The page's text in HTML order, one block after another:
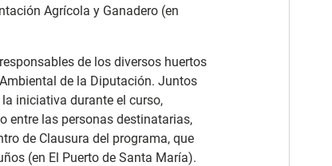
Agrícola y Ganadero (en
de los diversos huertos
de la Diputación. Juntos
iniciativa durante el curso,
entre las personas destinatarias,
de Clausura del programa, que
(en El Puerto de Santa María).